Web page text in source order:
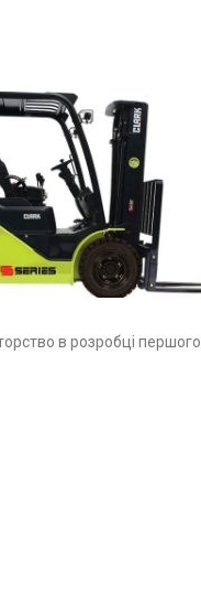
в розробці першого